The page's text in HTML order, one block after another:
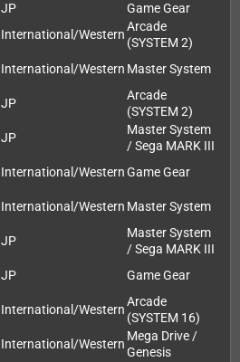
JP
Game Gear
International/Western
Arcade
(SYSTEM 2)
International/Western Master System
JP
Arcade
(SYSTEM 2)
JP
Master System
/ Sega MARK III
International/WesternGame Gear
International/Western Master System
JP
Master System
/ Sega MARK III
JP
Game Gear
International/Western
Arcade
(SYSTEM 16)
International/Western
Mega Drive /
Genesis